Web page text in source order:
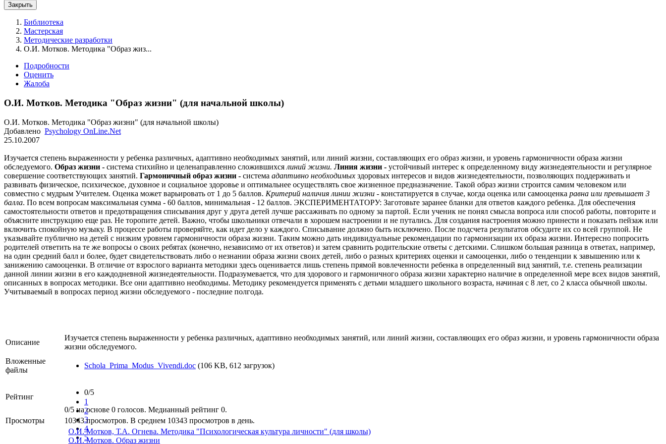
Закрыть
Библиотека
Мастерская
Методические разработки
О.И. Мотков. Методика "Образ жиз...
Подробности
Оценить
Жалоба
О.И. Мотков. Методика "Образ жизни" (для начальной школы)
О.И. Мотков. Методика "Образ жизни" (для начальной школы)
Добавлено Psychology OnLine.Net
25.10.2007
Изучается степень выраженности у ребенка различных, адаптивно необходимых занятий, или линий жизни, составляющих его образ жизни, и уровень гармоничности образа жизни
обследуемого. Образ жизни - система стихийно и целенаправленно сложившихся линий жизни. Линия жизни - устойчивый интерес к определенному виду жизнедеятельности и регулярное
совершение соответствующих занятий. Гармоничный образ жизни - система адаптивно необходимых здоровых интересов и видов жизнедеятельности, позволяющих поддерживать и
развивать физическое, психическое, духовное и социальное здоровье и оптимальнее осуществлять свое жизненное предназначение. Такой образ жизни строится самим человеком или
совместно с мудрым Учителем. Оценка может варьировать от 1 до 5 баллов. Критерий наличия линии жизни - констатируется в случае, когда оценка или самооценка равна или превышает 3
балла. По всем вопросам максимальная сумма - 60 баллов, минимальная - 12 баллов. ЭКСПЕРИМЕНТАТОРУ: Заготовьте заранее бланки для ответов каждого ребенка. Для обеспечения
самостоятельности ответов и предотвращения списывания друг у друга детей лучше рассаживать по одному за партой. Если ученик не понял смысла вопроса или способ работы, повторите и
объясните инструкцию еще раз. Не торопите детей. Важно, чтобы школьники отвечали в хорошем настроении и не путались. Для создания настроения можно принести и показать пейзаж или
включить спокойную музыку. В процессе работы проверяйте, как идет дело у каждого. Списывание должно быть исключено. После подсчета результатов обсудите их со всей группой. Не
указывайте публично на детей с низким уровнем гармоничности образа жизни. Таким можно дать индивидуальные рекомендации по гармонизации их образа жизни. Интересно попросить
родителей ответить на те же вопросы о своих ребятах (конечно, независимо от их ответов) и затем сравнить родительские ответы с детскими. Слишком большая разница в ответах, например,
на один средний балл и более, будет свидетельствовать либо о незнании образа жизни своих детей, либо о разных критериях оценки и самооценки, либо о тенденции к завышению или к
занижению самооценки. В отличие от взрослого варианта методики здесь оценивается лишь степень прямой вовлеченности ребенка в определенный вид занятий, т.е. степень реализации
данной линии жизни в его каждодневной жизнедеятельности. Подразумевается, что для здорового и гармоничного образа жизни характерно наличие в определенной мере всех видов занятий,
описанных в вопросах методики. Все они адаптивно необходимы. Методику рекомендуется применять с детьми младшего школьного возраста, начиная с 8 лет, со 2 класса обычной школы.
Учитываемый в вопросах период жизни обследуемого - последние полгода.
Описание
Изучается степень выраженности у ребенка различных, адаптивно необходимых занятий, или линий жизни, составляющих его образ жизни, и уровень гармоничности образа
жизни обследуемого.
Вложенные
файлы
Schola_Prima_Modus_Vivendi.doc (106 KB, 612 загрузок)
Рейтинг
0/5
1
2
3
4
5
0/5 на основе 0 голосов. Медианный рейтинг 0.
Просмотры
10343 просмотров. В среднем 10343 просмотров в день.
О.И. Мотков, Т.А. Огнева. Методика "Психологическая культура личности" (для школы)
О.И. Мотков. Образ жизни